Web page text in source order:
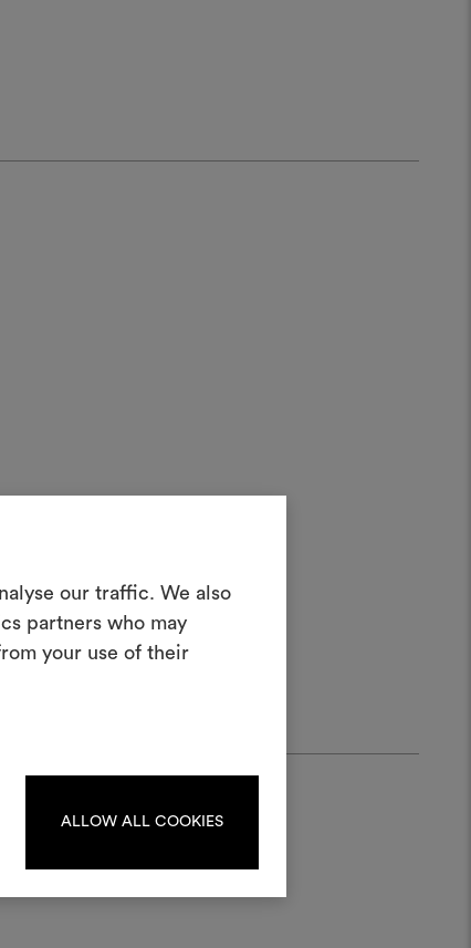
our traffic. We also
partners who may
your use of their
ALLOW ALL COOKIES
pour donner vie à vos idées et
S'IDENTIFIER